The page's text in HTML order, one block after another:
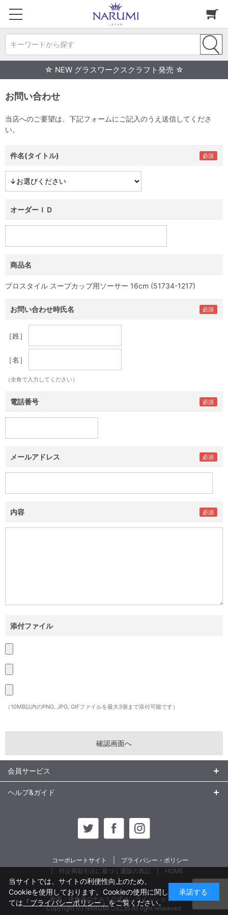
キーワードから探す
☆ NEW グラスワークスクラフト発売 ☆
お問い合わせ
当店へのご要望は、下記フォームにご記入のうえ送信してくださ
い。
件名(タイトル)
オーダーＩＤ
商品名
プロスタイル スープカップ用ソーサー 16cm (51734-1217)
お問い合わせ時氏名
［姓］
［名］
（全角で入力してください）
電話番号
メールアドレス
内容
添付ファイル
（10MB以内のPNG, JPG, GIFファイルを最大3個まで添付可能です）
会員サービス
ヘルプ&ガイド
コーポレートサイト
プライバシー・ポリシー
特定商取引法に基づく通販の表記
HOME
食器・洋食器のナルミ公式オンラインショップ
Copyright (c) NARUMI Co,Ltd All right reseaved.
当サイトでは、サイトの利便性向上のため、
Cookieを使用しております。Cookieの使用に関し
ては 「プライバシーポリシー」をご覧ください。
承諾する